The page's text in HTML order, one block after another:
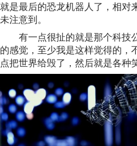
就是最后的恐龙机器人了，相对
未注意到。
有一点很扯的就是那个科技
的感觉，至少我是这样觉得的，
点把世界给毁了，然后就是各种